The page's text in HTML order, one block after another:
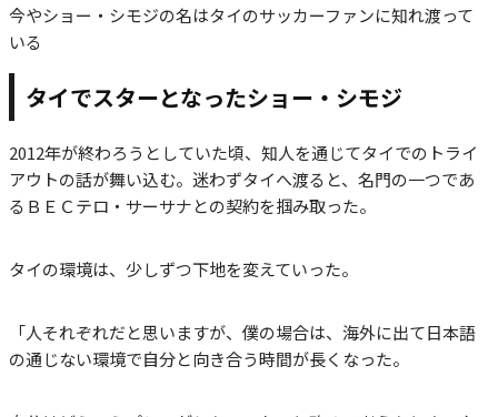
今やショー・シモジの名はタイのサッカーファンに知れ渡って
いる
タイでスターとなったショー・シモジ
2012年が終わろうとしていた頃、知人を通じてタイでのトライ
アウトの話が舞い込む。迷わずタイへ渡ると、名門の一つであ
るＢＥＣテロ・サーサナとの契約を掴み取った。
タイの環境は、少しずつ下地を変えていった。
「人それぞれだと思いますが、僕の場合は、海外に出て日本語
の通じない環境で自分と向き合う時間が長くなった。